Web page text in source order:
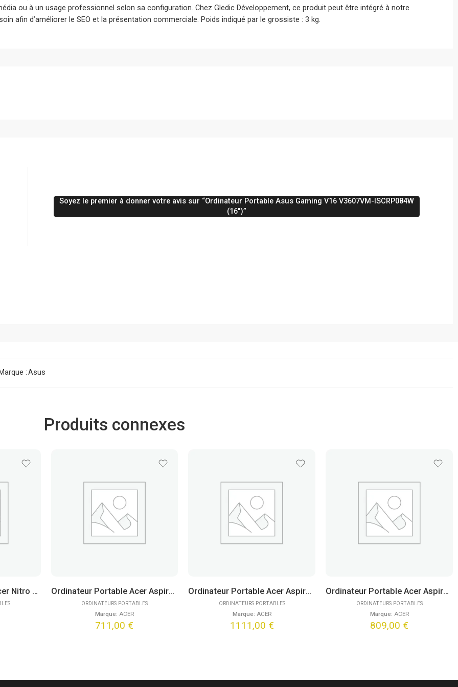
ou à un usage professionnel selon sa configuration. Chez Gledic Développement, ce produit peut être intégré à notre
afin d’améliorer le SEO et la présentation commerciale. Poids indiqué par le grossiste : 3 kg.
Soyez le premier à donner votre avis sur “Ordinateur Portable Asus Gaming V16 V3607VM-ISCRP084W
(16″)”
:Asus
Produits connexes
Ordinateur Portable Acer Nitro V 15 ANV15-52-55U9 (15,6″)
ORDINATEURS PORTABLES
Marque: ACER
Ordinateur Portable Acer Aspire Go 15 AG15-42P-R57P (15,6″)
711,00 €
ORDINATEURS PORTABLES
Marque: ACER
Ordinateur Portable Acer Aspire 16 A16-71M-506P (16″)
1111,00 €
ORDINATEURS PORTABLES
Marque: ACER
Ordinateur Portable Acer Aspire Go 15 AG15-42P-R739 (15,6″) FreeDOS
809,00 €